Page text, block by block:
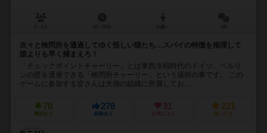
次々と検問所を通過してゆく怪しい猫たち…スパイの特徴を推理して
誰よりも早く捕まえろ！
「チェックポイントチャーリー」とは東西冷戦時代のドイツ、ベルリ
ンの壁を通過できる「検問所チャーリー」という場所の事です。 この
ゲームに参加する皆さんは犬側の組織に所属してお...
70
興味あり
278
経験あり
31
お気に入り
221
持ってる